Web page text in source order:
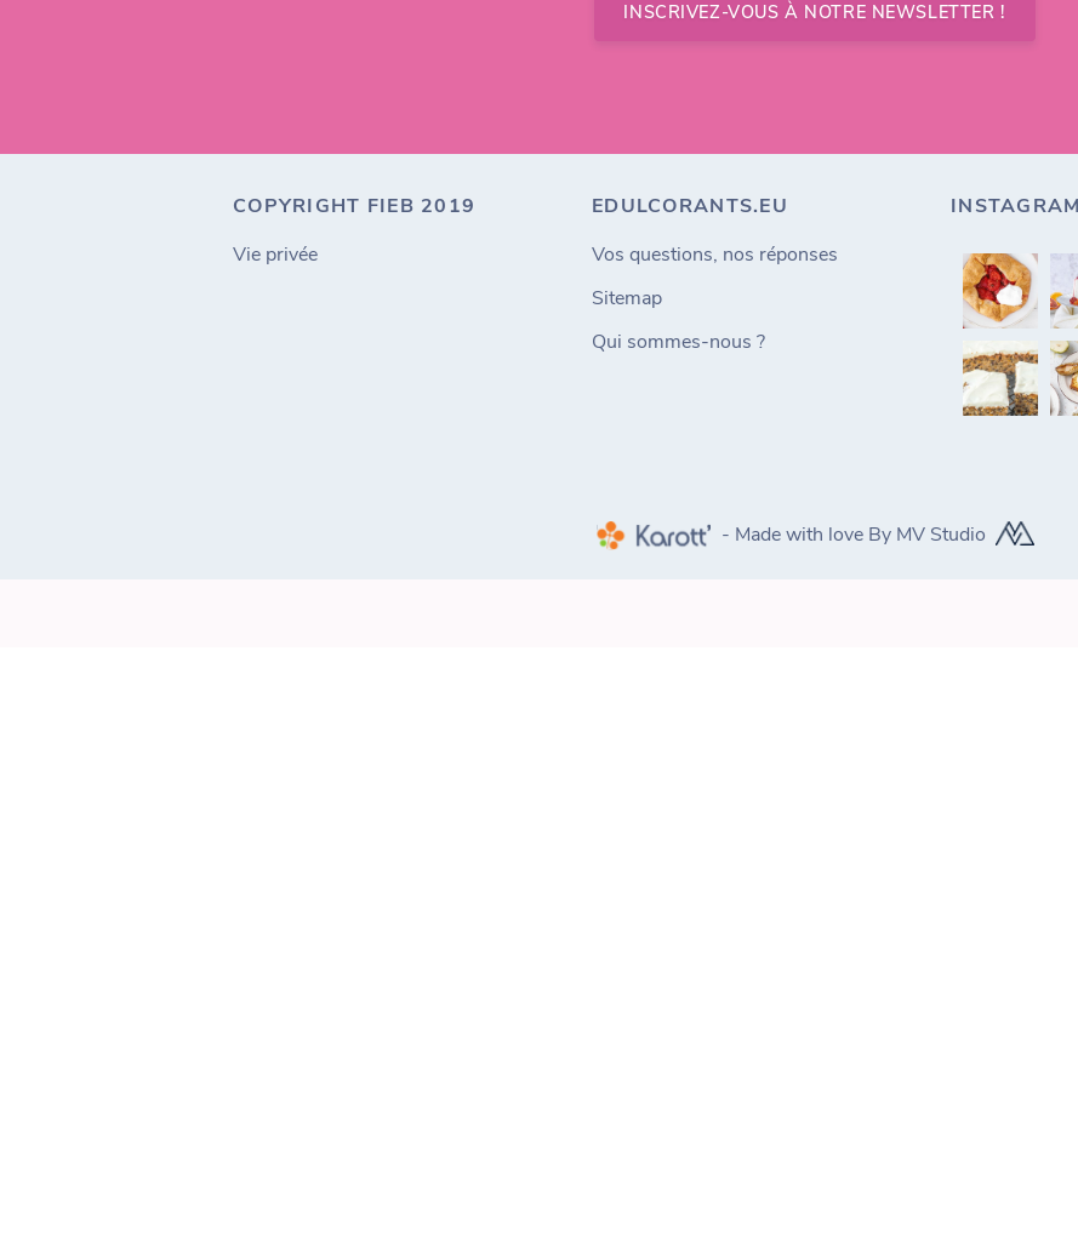
INSCRIVEZ-VOUS À NOTRE NEWSLETTER !
COPYRIGHT FIEB 2019
Vie privée
EDULCORANTS.EU
Vos questions, nos réponses
Sitemap
Qui sommes-nous ?
INSTAGRAM
- Made with love By MV Studio